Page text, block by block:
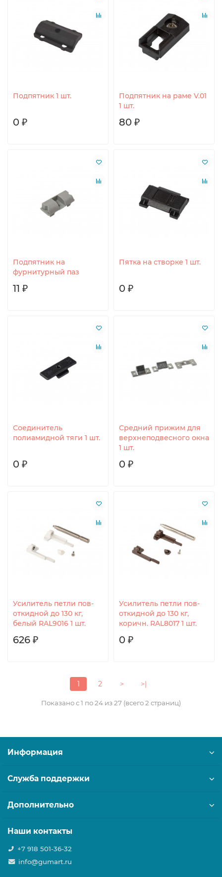
Подпятник 1 шт.
0 ₽
Подпятник на раме V.01
1 шт.
80 ₽
Подпятник на
фурнитурный паз
11 ₽
Пятка на створке 1 шт.
0 ₽
Соединитель
полиамидной тяги 1 шт.
0 ₽
Средний прижим для
верхнеподвесного окна
1 шт.
0 ₽
Усилитель петли пов-
откидной до 130 кг,
белый RAL9016 1 шт.
626 ₽
Усилитель петли пов-
откидной до 130 кг,
коричн. RAL8017 1 шт.
0 ₽
1 2 > >|
Показано с 1 по 24 из 27 (всего 2 страниц)
Информация
Служба поддержки
Дополнительно
Наши контакты
+7 918 501-36-32
info@gumart.ru